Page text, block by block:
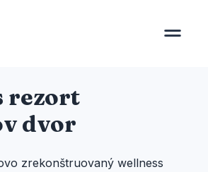
rezort
dvor
zrekonštruovaný wellness